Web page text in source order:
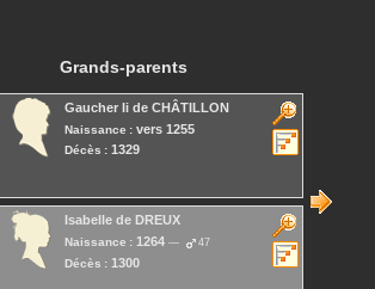
Grands-parents
Gaucher Ii de CHÂTILLON
Naissance : vers 1255
Décès : 1329
Isabelle de DREUX
Naissance : 1264 47
Décès : 1300